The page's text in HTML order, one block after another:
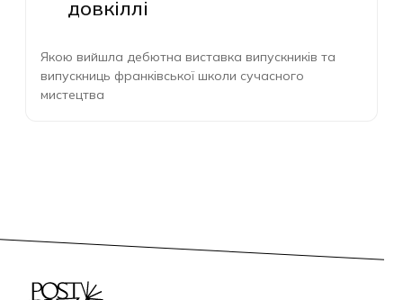
довкіллі
Якою вийшла дебютна виставка випускників та
випускниць франківської школи сучасного
мистецтва